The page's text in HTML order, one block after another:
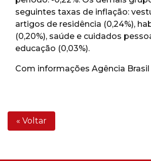
seguintes taxas de inflação:
artigos de residência (0,24%),
(0,20%), saúde e cuidados
educação (0,03%).
Com informações Agência Brasil
« Voltar